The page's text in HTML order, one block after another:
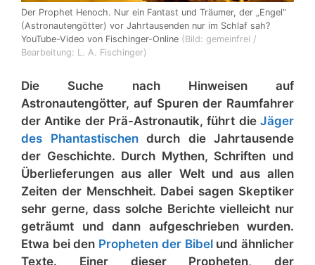
Der Prophet Henoch. Nur ein Fantast und Träumer, der „Engel“
(Astronautengötter) vor Jahrtausenden nur im Schlaf sah?
YouTube-Video von Fischinger-Online (Bild: gemeinfrei /
Bearbeitung: L. A. Fischinger)
Die Suche nach Hinweisen auf
Astronautengötter, auf Spuren der Raumfahrer
der Antike der Prä-Astronautik, führt die Jäger
des Phantastischendurch die Jahrtausende
der Geschichte. Durch Mythen, Schriften und
Überlieferungen aus aller Welt und aus allen
Zeiten der Menschheit. Dabei sagen Skeptiker
sehr gerne, dass solche Berichte vielleicht nur
geträumt und dann aufgeschrieben wurden.
Etwa bei den Propheten der Bibelund ähnlicher
Texte. Einer dieser Propheten, der